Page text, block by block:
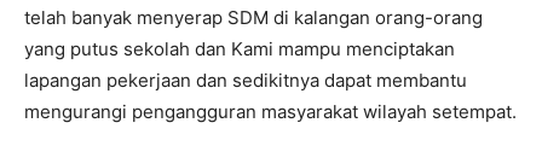
telah banyak menyerap SDM di kalangan orang-orang
yang putus sekolah dan Kami mampu menciptakan
lapangan pekerjaan dan sedikitnya dapat membantu
mengurangi pengangguran masyarakat wilayah setempat.